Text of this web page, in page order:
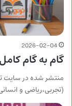
2026-02-04
گام به گام
منتشر شده در سایت
(تجربی،ریاضی و